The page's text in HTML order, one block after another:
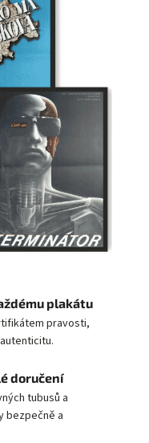
plakátu
pravosti,
doručení
tubusů a
bezpečně a